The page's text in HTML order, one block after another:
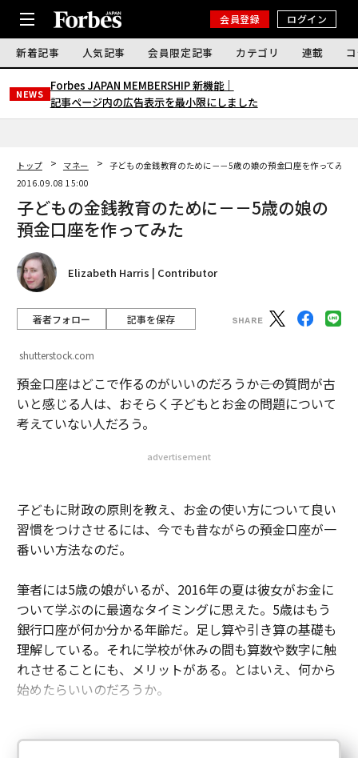
会員登録 ログイン
新着記事 人気記事 会員限定記事 カテゴリ 連載
NEWS
Forbes JAPAN MEMBERSHIP 新機能｜
記事ページ内の広告表示を最小限にしました
トップ マネー
子どもの金銭教育のために－－5歳の娘の預金口座を作ってみた
2016.09.08 15:00
子どもの金銭教育のために－－5歳の娘の
預金口座を作ってみた
Elizabeth Harris | Contributor
著者フォロー 記事を保存
shutterstock.com
預金口座はどこで作るのがいいのだろうか――この質問が古
いと感じる人は、おそらく子どもとお金の問題について
考えていない人だろう。
advertisement
子どもに財政の原則を教え、お金の使い方について良い
習慣をつけさせるには、今でも昔ながらの預金口座が一
番いい方法なのだ。
筆者には5歳の娘がいるが、2016年の夏は彼女がお金に
ついて学ぶのに最適なタイミングに思えた。5歳はもう
銀行口座が何か分かる年齢だ。足し算や引き算の基礎も
理解している。それに学校が休みの間も算数や数字に触
れさせることにも、メリットがある。とはいえ、何から
始めたらいいのだろうか。